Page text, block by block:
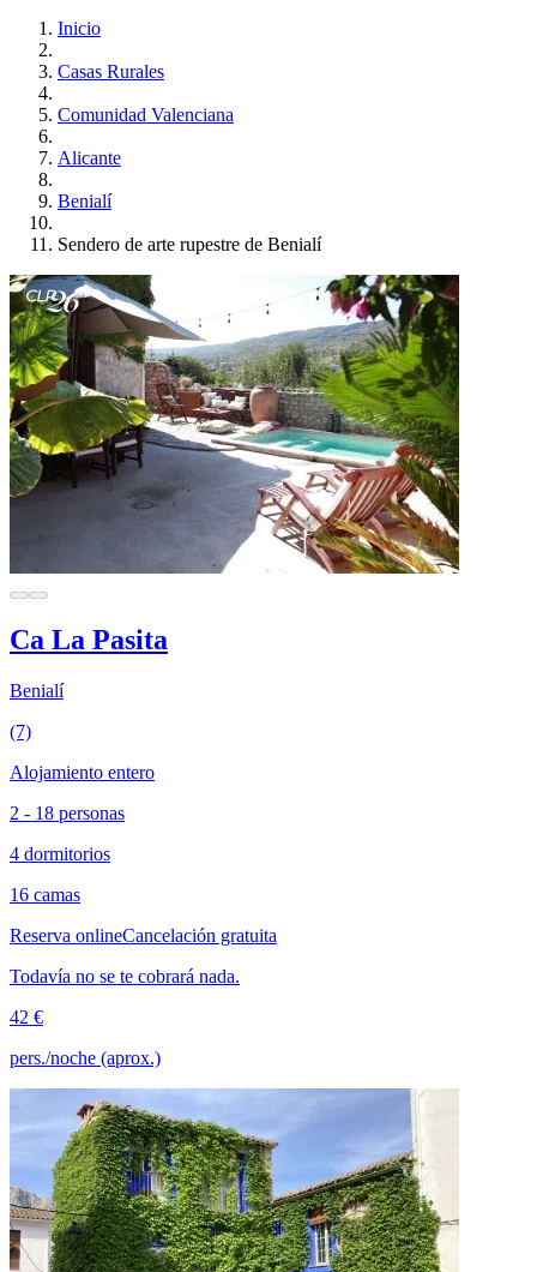
Inicio
Casas Rurales
Comunidad Valenciana
Alicante
Benialí
Sendero de arte rupestre de Benialí
Ca La Pasita
Benialí
(7)
Alojamiento entero
2 - 18 personas
4 dormitorios
16 camas
Reserva onlineCancelación gratuita
Todavía no se te cobrará nada.
42 €
pers./noche (aprox.)